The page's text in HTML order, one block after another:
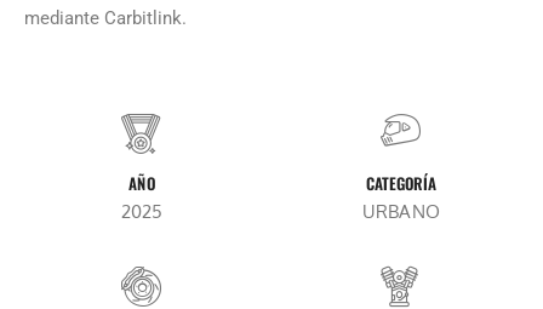
mediante Carbitlink.
AÑO
2025
CATEGORÍA
URBANO